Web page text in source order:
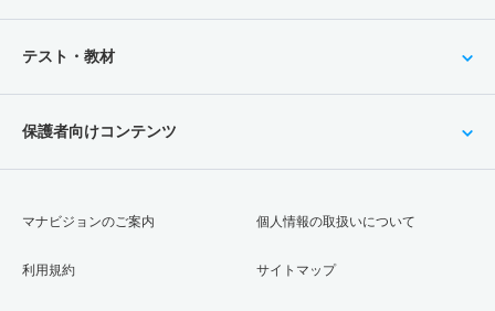
テスト・教材
保護者向けコンテンツ
マナビジョンのご案内
利用規約
個人情報の取扱いについて
サイトマップ